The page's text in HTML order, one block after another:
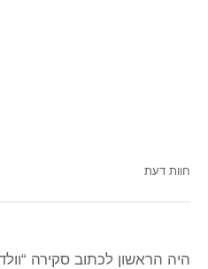
חוות דעת
היה הראשון לכתוב סקירה